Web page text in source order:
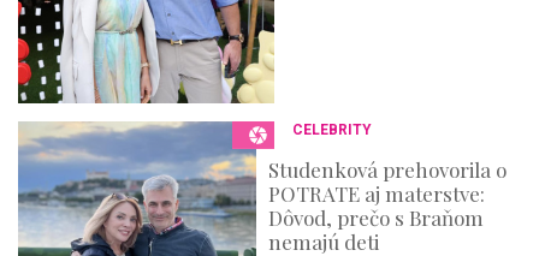
CELEBRITY
Studenková prehovorila o
POTRATE aj materstve:
Dôvod, prečo s Braňom
nemajú deti